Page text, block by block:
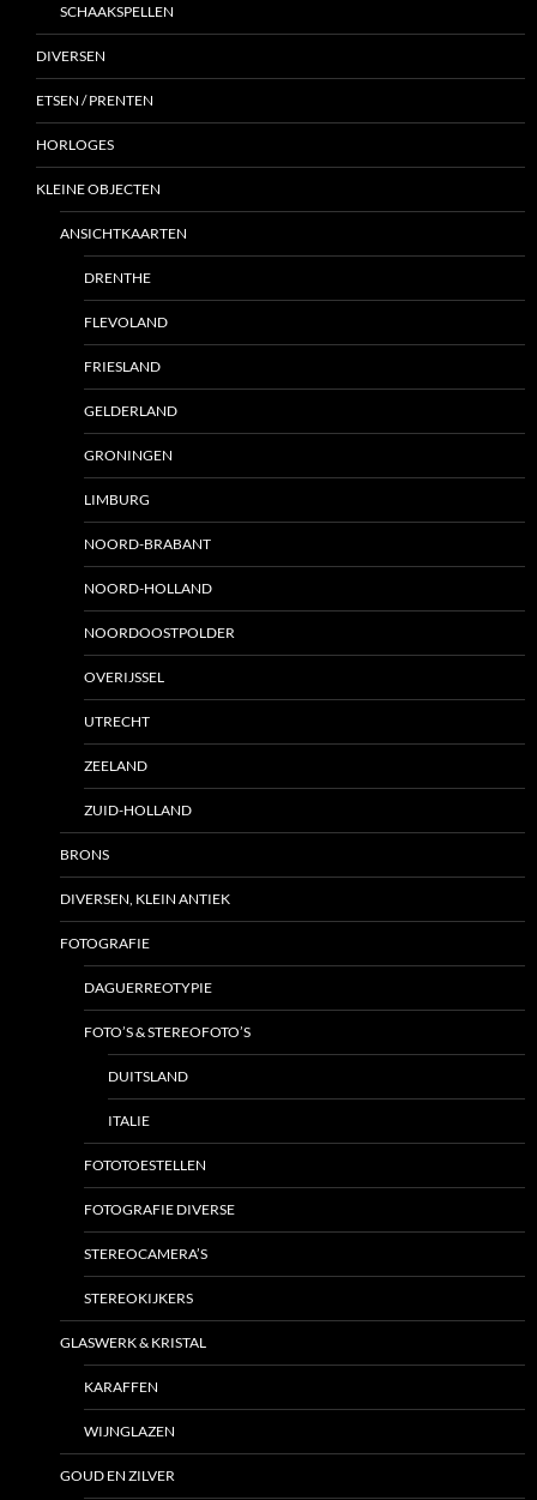
SCHAAKSPELLEN
DIVERSEN
ETSEN / PRENTEN
HORLOGES
KLEINE OBJECTEN
ANSICHTKAARTEN
DRENTHE
FLEVOLAND
FRIESLAND
GELDERLAND
GRONINGEN
LIMBURG
NOORD-BRABANT
NOORD-HOLLAND
NOORDOOSTPOLDER
OVERIJSSEL
UTRECHT
ZEELAND
ZUID-HOLLAND
BRONS
DIVERSEN, KLEIN ANTIEK
FOTOGRAFIE
DAGUERREOTYPIE
FOTO’S & STEREOFOTO’S
DUITSLAND
ITALIE
FOTOTOESTELLEN
FOTOGRAFIE DIVERSE
STEREOCAMERA’S
STEREOKIJKERS
GLASWERK & KRISTAL
KARAFFEN
WIJNGLAZEN
GOUD EN ZILVER